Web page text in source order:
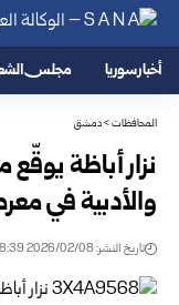
أخبار سوريا مجلس
المحافظات>دمشق
نزار أباظة
والأدبية في
تاريخ النشر: 2026/02/08 8:39 مساءً